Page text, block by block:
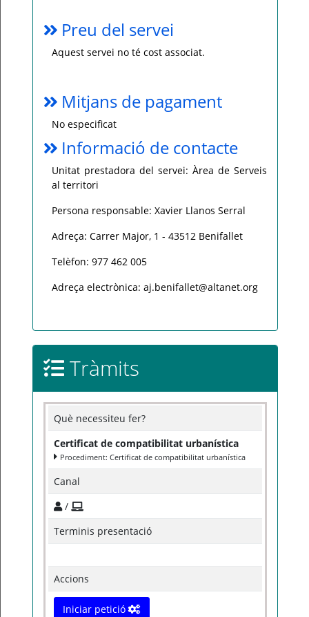
Preu del servei
Aquest servei no té cost associat.
Mitjans de pagament
No especificat
Informació de contacte
Unitat prestadora del servei: Àrea de Serveis
al territori
Persona responsable: Xavier Llanos Serral
Adreça: Carrer Major, 1 - 43512 Benifallet
Telèfon: 977 462 005
Adreça electrònica: aj.benifallet@altanet.org
Tràmits
Què necessiteu fer?
Certificat de compatibilitat urbanística
Procediment: Certificat de compatibilitat urbanística
Canal
/
Terminis presentació
Accions
Iniciar petició